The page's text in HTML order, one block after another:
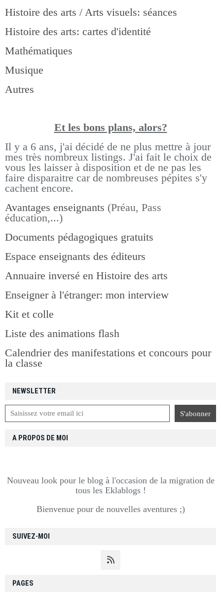
NEWSLETTER
SUIVEZ-MOI
PAGES
Histoire des arts / Arts visuels: séances
Histoire des arts: cartes d'identité
Mathématiques
Musique
Autres
Et les bons plans, alors?
Il y a 6 ans, j'ai décidé de ne plus mettre à jour
mes très nombreux listings. J'ai fait le choix de
vous les laisser à disposition et de ne pas les
faire disparaitre car de nombreuses pépites s'y
cachent encore.
Avantages enseignants (Préau, Pass
éducation,...)
Documents pédagogiques gratuits
Espace enseignants des éditeurs
Annuaire inversé en Histoire des arts
Enseigner à l'étranger: mon interview
Kit et colle
Liste des animations flash
Calendrier des manifestations et concours pour
la classe
A PROPOS DE MOI
Nouveau look pour le blog à l'occasion de la migration de
tous les Eklablogs !
Bienvenue pour de nouvelles aventures ;)